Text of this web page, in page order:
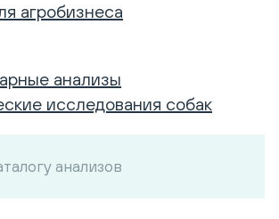
агробизнеса
анализы
исследования собак